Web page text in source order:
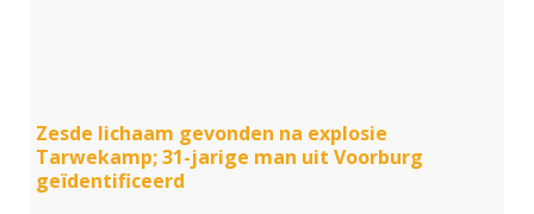
Zesde lichaam gevonden na explosie
Tarwekamp; 31-jarige man uit Voorburg
geïdentificeerd